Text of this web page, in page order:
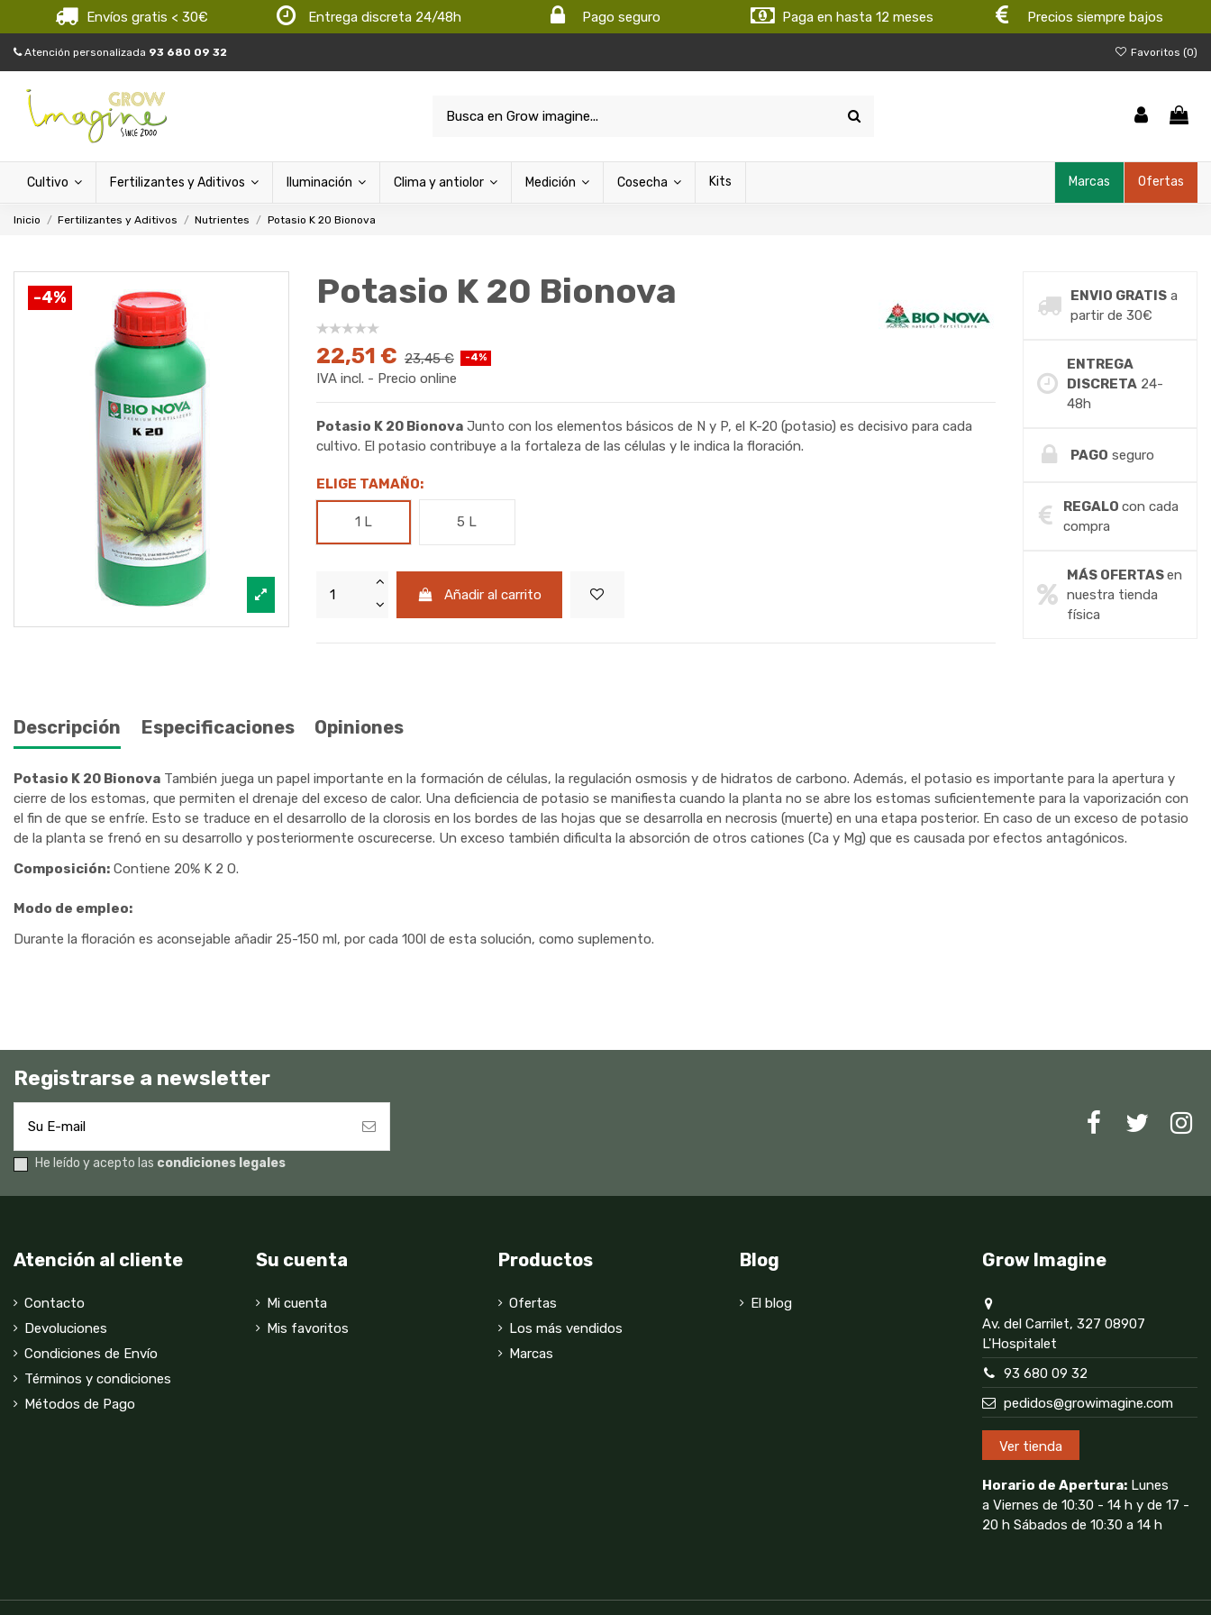
Envíos gratis < 30€ Entrega discreta 24/48h Pago seguro Paga en hasta 12 meses Precios siempre bajos
Atención personalizada 93 680 09 32 Favoritos (0)
Cultivo Fertilizantes y Aditivos Iluminación Clima y antiolor Medición Cosecha Kits Ofertas
Marcas
Inicio Fertilizantes y Aditivos Nutrientes Potasio K 20 Bionova
-4% Potasio K 20 Bionova
22,51 € 23,45 € -4%
IVA incl. - Precio online
Potasio K 20 Bionova Junto con los elementos básicos de N y P, el K-20 (potasio) es decisivo para cada
cultivo. El potasio contribuye a la fortaleza de las células y le indica la floración.
ELIGE TAMAÑO:
1 L 5 L
Añadir al carrito
ENVIO GRATISa
partir de 30€
ENTREGA
DISCRETA24-
48h
PAGO seguro
REGALOcon cada
compra
MÁS OFERTASen
nuestra tienda
física
Descripción Especificaciones Opiniones
Potasio K 20 Bionova También juega un papel importante en la formación de células, la regulación osmosis y de hidratos de carbono. Además, el potasio es importante para la apertura y
cierre de los estomas, que permiten el drenaje del exceso de calor. Una deficiencia de potasio se manifiesta cuando la planta no se abre los estomas suficientemente para la vaporización con
el fin de que se enfríe. Esto se traduce en el desarrollo de la clorosis en los bordes de las hojas que se desarrolla en necrosis (muerte) en una etapa posterior. En caso de un exceso de potasio
de la planta se frenó en su desarrollo y posteriormente oscurecerse. Un exceso también dificulta la absorción de otros cationes (Ca y Mg) que es causada por efectos antagónicos.
Composición: Contiene 20% K 2 O.
Modo de empleo:
Durante la floración es aconsejable añadir 25-150 ml, por cada 100l de esta solución, como suplemento.
Registrarse a newsletter
He leído y acepto las condiciones legales
Atención al cliente
Contacto
Devoluciones
Condiciones de Envío
Términos y condiciones
Métodos de Pago
Su cuenta
Mi cuenta
Mis favoritos
Productos
Ofertas
Los más vendidos
Marcas
Blog
El blog
Grow Imagine
Av. del Carrilet, 327 08907
L'Hospitalet
93 680 09 32
pedidos@growimagine.com
Ver tienda
Horario de Apertura: Lunes
a Viernes de 10:30 - 14 h y de 17 -
20 h Sábados de 10:30 a 14 h